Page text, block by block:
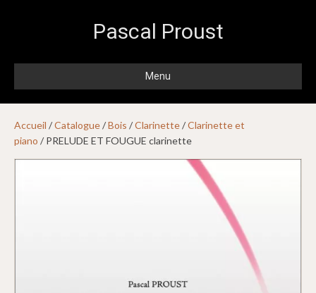
Pascal Proust
Menu
Accueil /Catalogue/Bois /Clarinette/Clarinette et
piano / PRELUDE ET FOUGUE clarinette